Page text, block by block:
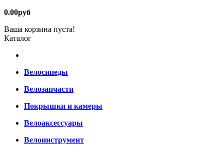
0.00руб
Ваша корзина пуста!
Каталог
Велосипеды
Велозапчасти
Покрышки и камеры
Велоаксессуары
Велоинструмент